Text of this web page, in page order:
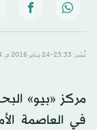
نُشر: 23:33-24 يناير 2016 م ـ 14 ربيع الثاني 1437 هـ
مركز «بيو»
في العاصمة